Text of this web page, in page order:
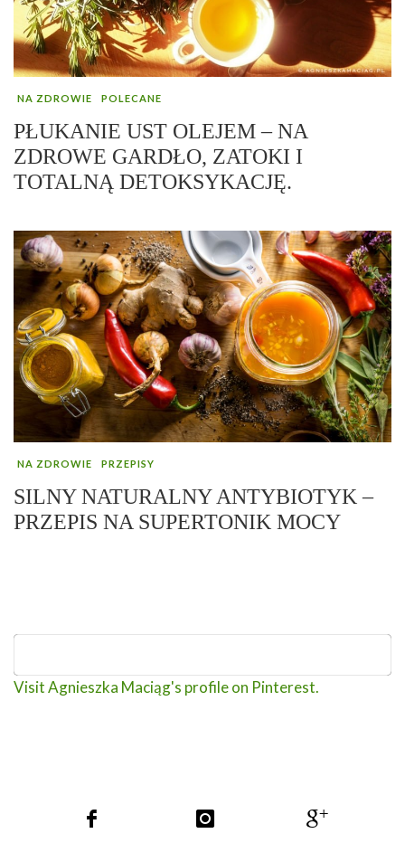
NA ZDROWIE POLECANE
PŁUKANIE UST OLEJEM – NA
ZDROWE GARDŁO, ZATOKI I
TOTALNĄ DETOKSYKACJĘ.
NA ZDROWIE PRZEPISY
SILNY NATURALNY ANTYBIOTYK –
PRZEPIS NA SUPERTONIK MOCY
Visit Agnieszka Maciąg's profile on Pinterest.